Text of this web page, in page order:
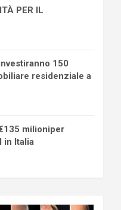
PER IL
150
residenziale a
milioniper
in Italia